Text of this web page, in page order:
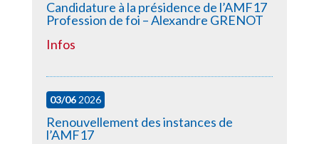
Candidature à la présidence de l’AMF17
Profession de foi – Alexandre GRENOT
Infos
03/062026
Renouvellement des instances de
l’AMF17